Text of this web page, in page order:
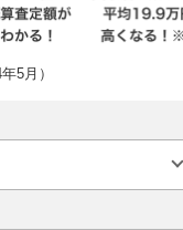
5月）